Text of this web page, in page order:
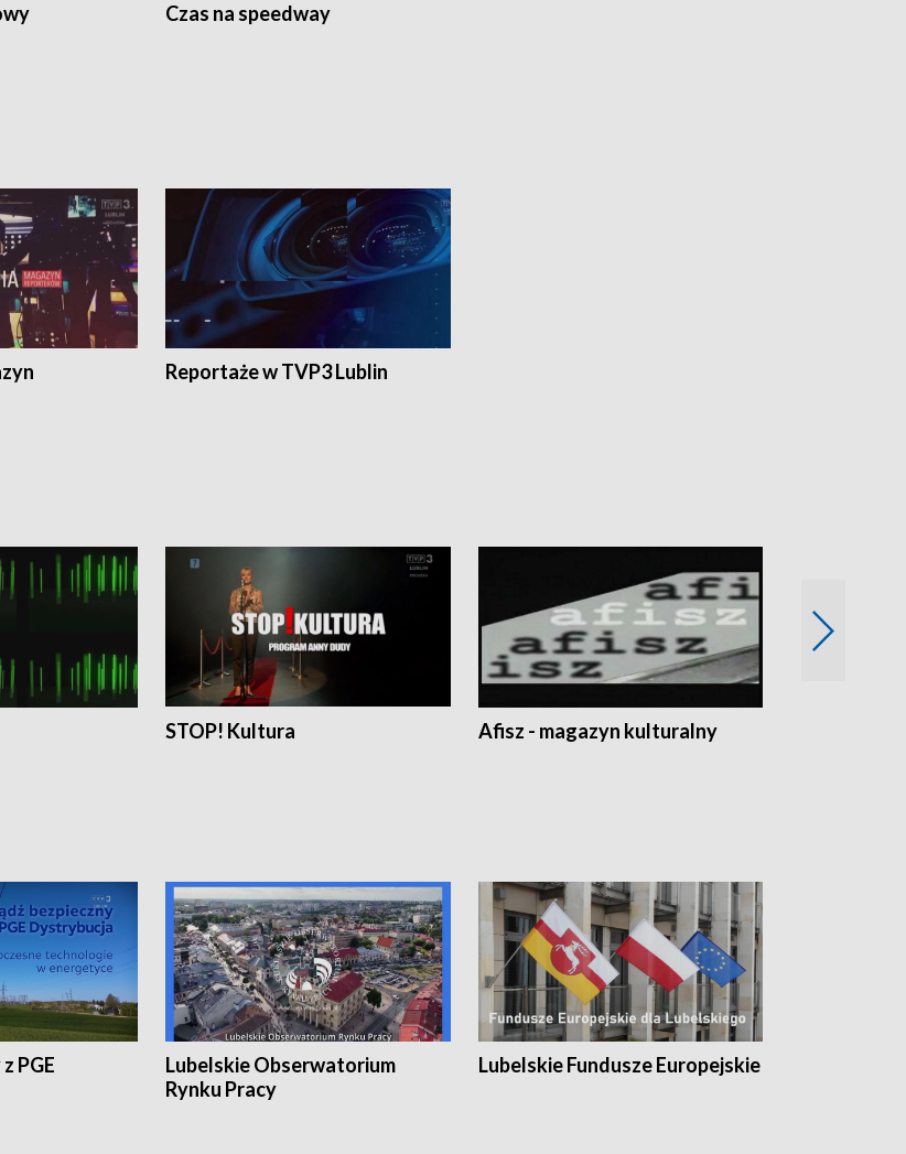
Czas na speedway
Reportaże w TVP3 Lublin
STOP! Kultura Afisz - magazyn kulturalny
PGE
Lubelskie Obserwatorium
Rynku Pracy
Lubelskie Fundusze Europejskie